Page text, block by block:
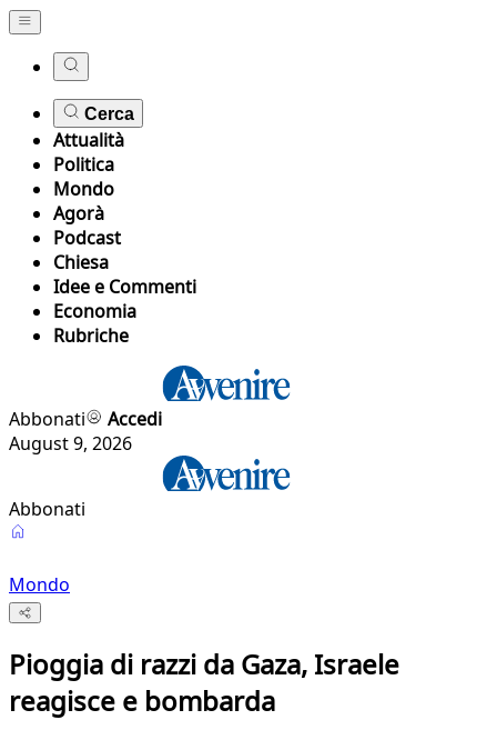
Cerca
Attualità
Politica
Mondo
Agorà
Podcast
Chiesa
Idee e Commenti
Economia
Rubriche
Abbonati
Accedi
August 9, 2026
Abbonati
Mondo
Pioggia di razzi da Gaza, Israele
reagisce e bombarda